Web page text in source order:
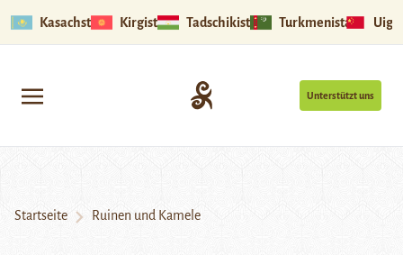
Kasachstan Kirgistan Tadschikistan Turkmenistan
Unterstützt uns
Startseite Ruinen und Kamele